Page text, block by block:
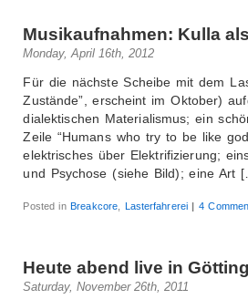
Musikaufnahmen: Kulla
Monday, April 16th, 2012
Für die nächste Scheibe mit dem
Zustände”, erscheint im Oktober)
dialektischen Materialismus; ein
Zeile “Humans who try to be like
elektrisches über Elektrifizierung;
und Psychose (siehe Bild); eine Art
Posted inBreakcore Lasterfahrerei | 4
Heute abend live in
Saturday, November 26th, 2011